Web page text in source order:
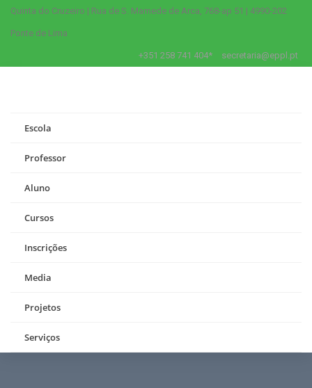
Quinta do Cruzeiro | Rua de S. Mamede de Arca, 768-ap 51 | 4990-202
Ponte de Lima
+351 258 741 404* secretaria@eppl.pt
Escola
Professor
Aluno
Cursos
Inscrições
Media
Projetos
Serviços